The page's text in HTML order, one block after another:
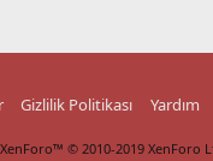
Gizlilik Politikası Yardım
© 2010-2019 XenForo